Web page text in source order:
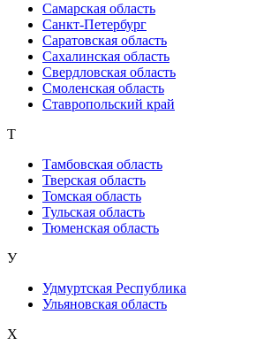
Самарская область
Санкт-Петербург
Саратовская область
Сахалинская область
Свердловская область
Смоленская область
Ставропольский край
Т
Тамбовская область
Тверская область
Томская область
Тульская область
Тюменская область
У
Удмуртская Республика
Ульяновская область
Х